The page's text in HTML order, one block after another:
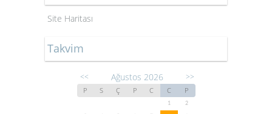
Site Haritası
Takvim
<< Ağustos 2026 >>
P S Ç P C C P
1
2